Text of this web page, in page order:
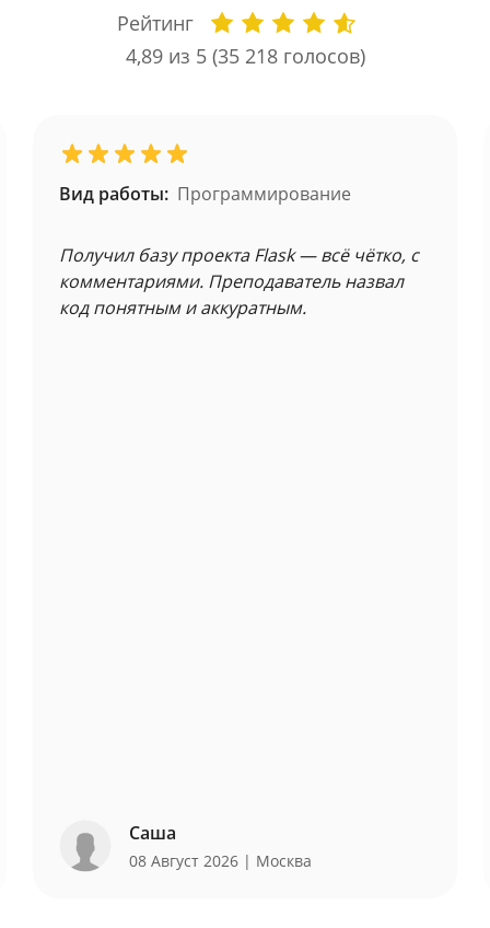
Рейтинг
4,89 из 5 (35 218голосов)
Вид работы: Программирование
Получил базу проекта Flask — всё чётко, с
комментариями. Преподаватель назвал
код понятным и аккуратным.
Саша
08 Август 2026 | Москва